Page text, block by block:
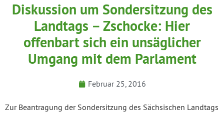
Diskussion um Sondersitzung des
Landtags – Zschocke: Hier
offenbart sich ein unsäglicher
Umgang mit dem Parlament
Februar 25, 2016
Zur Beantragung der Sondersitzung des Sächsischen Landtags